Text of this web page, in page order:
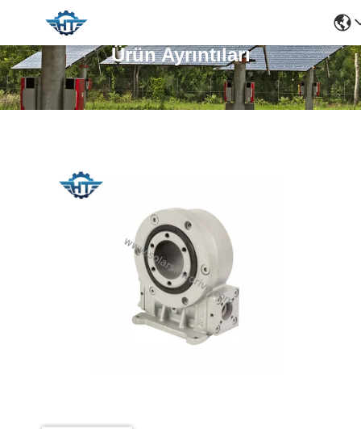
Ürün Ayrıntıları